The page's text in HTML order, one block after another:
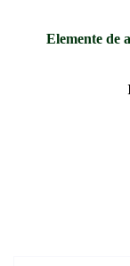
Elemente de